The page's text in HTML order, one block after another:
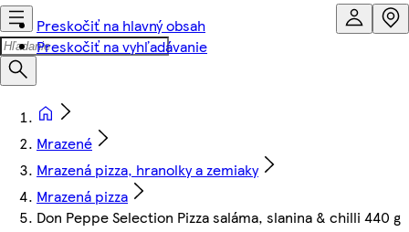
Preskočiť na hlavný obsah
Preskočiť na vyhľadávanie
Mrazené
Mrazená pizza, hranolky a zemiaky
Mrazená pizza
Don Peppe Selection Pizza saláma, slanina & chilli 440 g